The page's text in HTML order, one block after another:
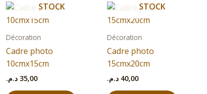
299,00 د.م..
STOCK
Décoration
Cadre photo
10cmx15cm
35,00 د.م.
STOCK
Décoration
Cadre photo
15cmx20cm
40,00 د.م.